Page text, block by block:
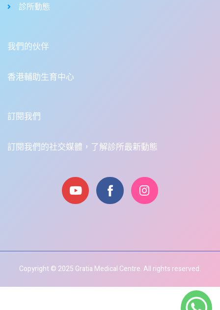
診所動態
我們的伙伴
香港輔助生育中心
訂閱我們
訂閱我們的社交媒體，了解診所最新動態
Copyright © 2025 Gratia Medical Centre. All rights reserved.